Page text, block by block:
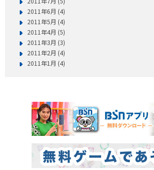
2011年6月 (4)
2011年5月 (4)
2011年4月 (5)
2011年3月 (3)
2011年2月 (4)
2011年1月 (4)